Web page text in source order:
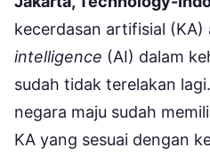
kecerdasan artifisial (KA)
intelligence (AI) dalam
sudah tidak terelakan
negara maju sudah
KA yang sesuai dengan